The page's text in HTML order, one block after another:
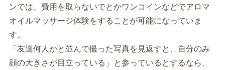
ンでは、費用を取らないでとかワンコインなどでアロマ
オイルマッサージ体験をすることが可能になっていま
す。
「友達何人かと並んで撮った写真を見返すと、自分のみ
顔の大きさが目立っている」と参っているとするなら、